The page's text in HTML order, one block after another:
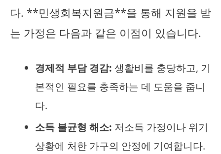
다. **민생회복지원금**을 통해 지원을 받
는 가정은 다음과 같은 이점이 있습니다.
경제적 부담 경감: 생활비를 충당하고, 기
본적인 필요를 충족하는 데 도움을 줍니
다.
소득 불균형 해소: 저소득 가정이나 위기
상황에 처한 가구의 안정에 기여합니다.